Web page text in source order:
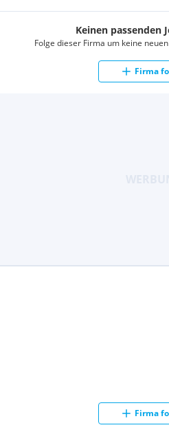
Keinen passenden
Folge dieser Firma um keine
Firma
Firma